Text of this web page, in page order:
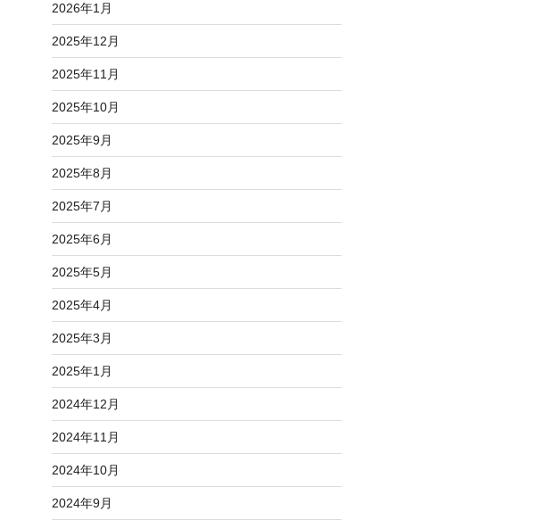
2026年1月
2025年12月
2025年11月
2025年10月
2025年9月
2025年8月
2025年7月
2025年6月
2025年5月
2025年4月
2025年3月
2025年1月
2024年12月
2024年11月
2024年10月
2024年9月